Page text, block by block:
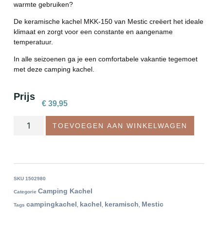
warmte gebruiken?
De keramische kachel MKK-150 van Mestic creëert het ideale
klimaat en zorgt voor een constante en aangename
temperatuur.
In alle seizoenen ga je een comfortabele vakantie tegemoet
met deze camping kachel.
Prijs
€ 39,95
TOEVOEGEN AAN WINKELWAGEN
SKU 1502980
Categorie Camping Kachel
Tags campingkachel kachel keramisch Mestic